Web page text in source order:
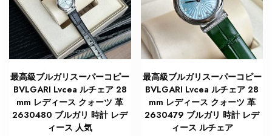
最高級ブルガリスーパーコピー
BVLGARI Lvcea ルチェア 28
mm レディース クォーツ 革
2630480 ブルガリ 時計 レデ
ィース 人気
最高級ブルガリスーパーコピー
BVLGARI Lvcea ルチェア 28
mm レディース クォーツ 革
2630479 ブルガリ 時計 レデ
ィース ルチェア